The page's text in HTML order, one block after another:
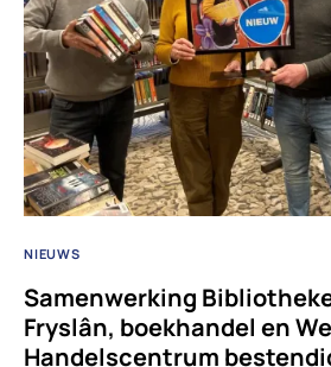
NIEUWS
Samenwerking
Fryslân, boekhandel en
Handelscentrum